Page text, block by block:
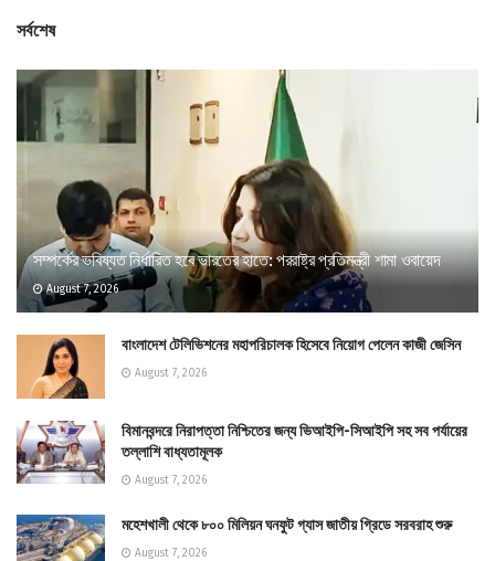
সর্বশেষ
সম্পর্কের ভবিষ্যত নির্ধারিত হবে ভারতের হাতে: পররাষ্ট্র প্রতিমন্ত্রী শামা ওবায়েদ
August 7, 2026
বাংলাদেশ টেলিভিশনের মহাপরিচালক হিসেবে নিয়োগ পেলেন কাজী জেসিন
August 7, 2026
বিমানবন্দরে নিরাপত্তা নিশ্চিতের জন্য ভিআইপি-সিআইপি সহ সব পর্যায়ের
তল্লাশি বাধ্যতামূলক
August 7, 2026
মহেশখালী থেকে ৮০০ মিলিয়ন ঘনফুট গ্যাস জাতীয় গ্রিডে সরবরাহ শুরু
August 7, 2026